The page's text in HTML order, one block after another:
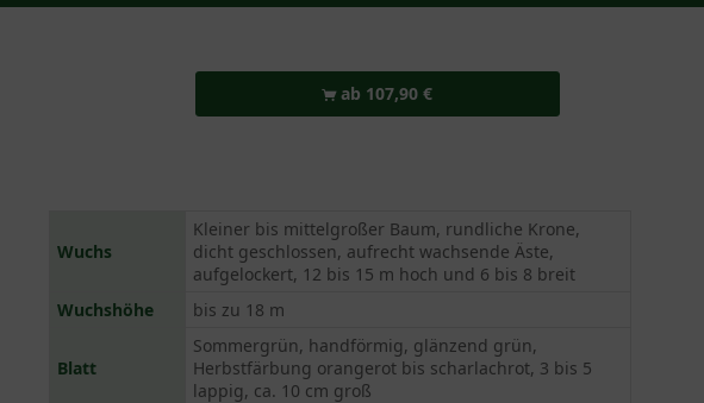
ab 107,90 €
Wuchs
Kleiner bis mittelgroßer Baum, rundliche Krone,
dicht geschlossen, aufrecht wachsende Äste,
aufgelockert, 12 bis 15 m hoch und 6 bis 8 breit
Wuchshöhe
bis zu 18 m
Blatt
Sommergrün, handförmig, glänzend grün,
Herbstfärbung orangerot bis scharlachrot, 3 bis 5
lappig, ca. 10 cm groß